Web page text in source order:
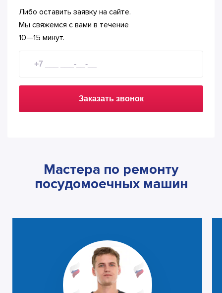
Либо оставить заявку на сайте.
Мы свяжемся с вами в течение
10—15 минут.
Заказать звонок
Мастера по ремонту
посудомоечных машин